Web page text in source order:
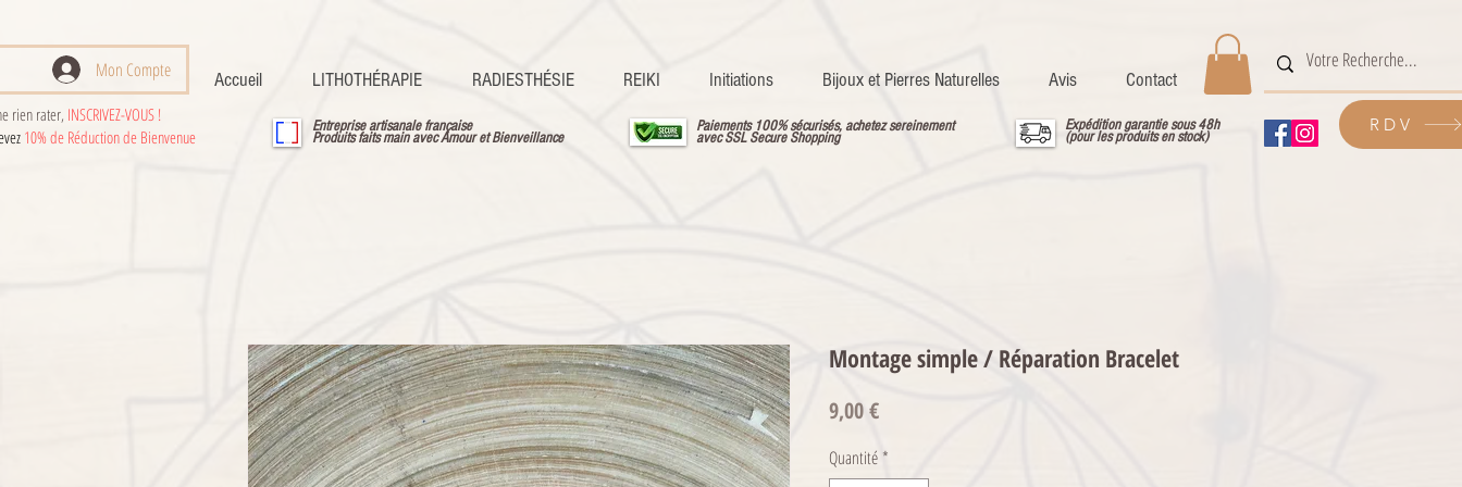
Mon Compte
rien rater, INSCRIVEZ-VOUS !
10% de Réduction de Bienvenue
Accueil LITHOTHÉRAPIE RADIESTHÉSIE REIKI Initiations Bijoux et Pierres Naturelles Avis Contact
Entreprise artisanale française
Produits faits main avec Amour et Bienveillance
Paiements 100% sécurisés, achetez sereinement
avec SSL Secure Shopping
Expédition garantie sous 48h
(pour les produits en stock)
RDV
Montage simple / Réparation Bracelet
9,00 €Prix
Quantité*